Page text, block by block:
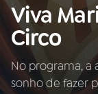
Buscar
na
Rádio
Nacional
Viva
Circo
No programa, a
sonho de fazer